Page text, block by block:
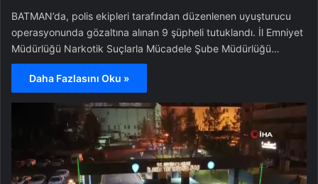
BATMAN’da, polis ekipleri tarafından düzenlenen uyuşturucu
operasyonunda gözaltına alınan 9 şüpheli tutuklandı. İl Emniyet
Müdürlüğü Narkotik Suçlarla Mücadele Şube Müdürlüğü…
Daha Fazlasını Oku »